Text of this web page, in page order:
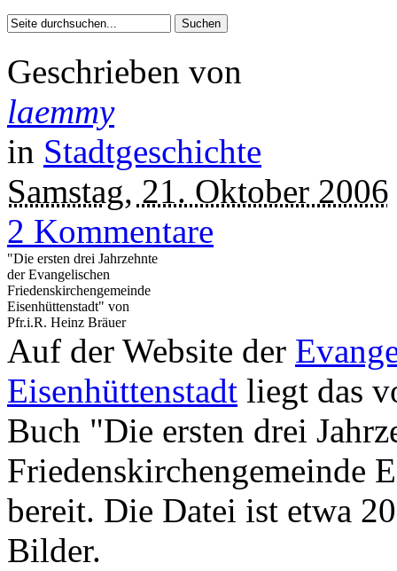
Geschrieben von
laemmy
in Stadtgeschichte
Samstag, 21. Oktober 2006
2 Kommentare
"Die ersten drei Jahrzehnte
der Evangelischen
Friedenskirchengemeinde
Eisenhüttenstadt" von
Pfr.i.R. Heinz Bräuer
Auf der Website der
Eisenhüttenstadt liegt das
Buch "Die ersten drei
Friedenskirchengemeinde
bereit. Die Datei ist etwa
Bilder.